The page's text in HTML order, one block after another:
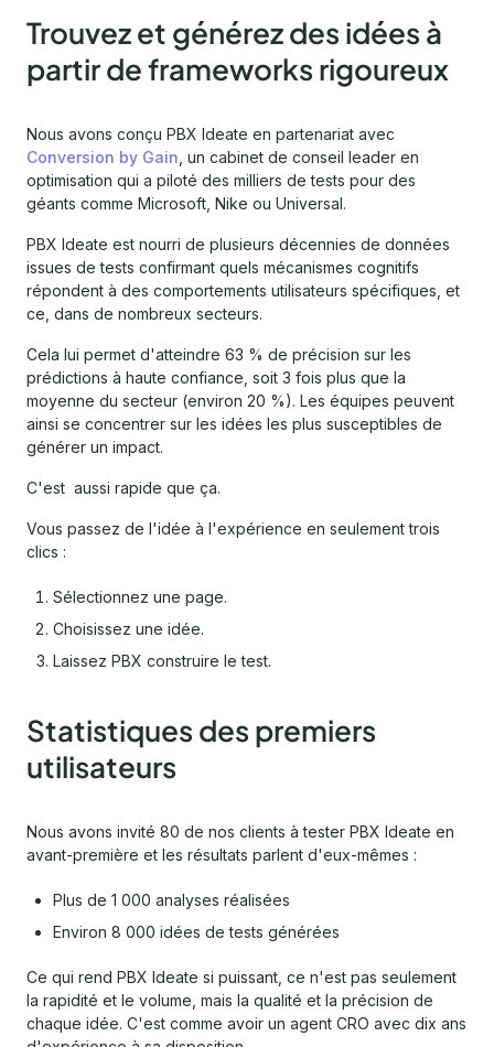
Trouvez et générez des idées à
partir de frameworks rigoureux
Nous avons conçu PBX Ideate en partenariat avec
Conversion by Gain , un cabinet de conseil leader en
optimisation qui a piloté des milliers de tests pour des
géants comme Microsoft, Nike ou Universal.
PBX Ideate est nourri de plusieurs décennies de données
issues de tests confirmant quels mécanismes cognitifs
répondent à des comportements utilisateurs spécifiques, et
ce, dans de nombreux secteurs.
Cela lui permet d'atteindre 63 % de précision sur les
prédictions à haute confiance, soit 3 fois plus que la
moyenne du secteur (environ 20 %). Les équipes peuvent
ainsi se concentrer sur les idées les plus susceptibles de
générer un impact.
C'est aussi rapide que ça.
Vous passez de l'idée à l'expérience en seulement trois
clics :
Sélectionnez une page.
Choisissez une idée.
Laissez PBX construire le test.
Statistiques des premiers
utilisateurs
Nous avons invité 80 de nos clients à tester PBX Ideate en
avant-première et les résultats parlent d'eux-mêmes :
Plus de 1 000 analyses réalisées
Environ 8 000 idées de tests générées
Ce qui rend PBX Ideate si puissant, ce n'est pas seulement
la rapidité et le volume, mais la qualité et la précision de
chaque idée. C'est comme avoir un agent CRO avec dix ans